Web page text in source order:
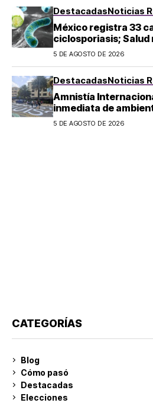
DestacadasNoticias
México registra 33
ciclosporiasis;
epidemiológica
5 DE AGOSTO DE 2026
DestacadasNoticias
Amnistía
inmediata de
en Michoacán
5 DE AGOSTO DE 2026
CATEGORÍAS
Blog
Cómo pasó
Destacadas
Elecciones